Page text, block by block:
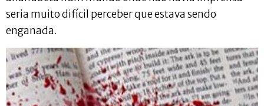
seria muito difícil perceber que estava sendo
enganada.